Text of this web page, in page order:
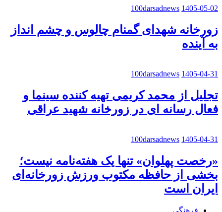
100darsadnews 1405-05-02
زورخانه شهدای گمنام چالوس و چشم انداز
به آینده
100darsadnews 1405-04-31
تجلیل از محمد کریمی تهیه کننده سینما و
فعال رسانه ای در زورخانه شهید عراقی
100darsadnews 1405-04-31
«رخصت پهلوان» تنها یک هفته‌نامه نیست؛
بخشی از حافظه مکتوب ورزش زورخانه‌ای
ایران است
فرهنگی